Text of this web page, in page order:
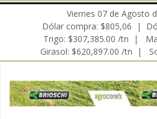
Dólar compra: $805,06 |
Trigo: $307,385.00 /tn |
Girasol: $620,897.00 /tn |
Viernes 07 de Agosto